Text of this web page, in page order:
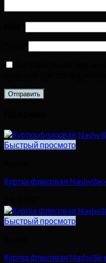
Быстрый просмотр
Куртка флисовая Nashville
Быстрый просмотр
Куртка флисовая Nashville